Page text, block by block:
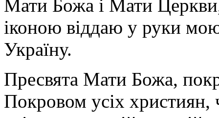
Мати Божа і Мати
іконою віддаю у руки
Україну.
Пресвята Мати Божа,
Покровом усіх християн,